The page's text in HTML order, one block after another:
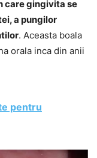
care gingivita se
a pungilor
. Aceasta boala
orala inca din anii
pentru